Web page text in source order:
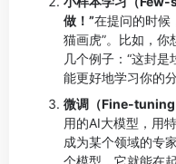
做！”在提问的时候
猫画虎”。比如，你
几个例子：“这封是
能更好地学习你的分
微调（Fine-tuning
用的AI大模型，用
成为某个领域的专